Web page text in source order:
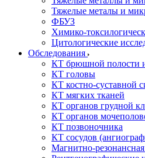
Тяжелые металы и
ФБУЗ
Химико-
Цитологические
Обследования
КТ брюшной полости
КТ головы
КТ костно-суставной
КТ мягких тканей
КТ органов грудной
КТ органов
КТ позвоночника
КТ сосудов
Магнитно-